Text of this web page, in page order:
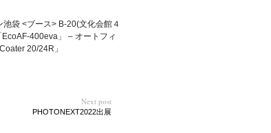
袋 <ブース> B-20(文化会館４
400eva」 – オートフィ
20/24R」
Next post
PHOTONEXT2022出展